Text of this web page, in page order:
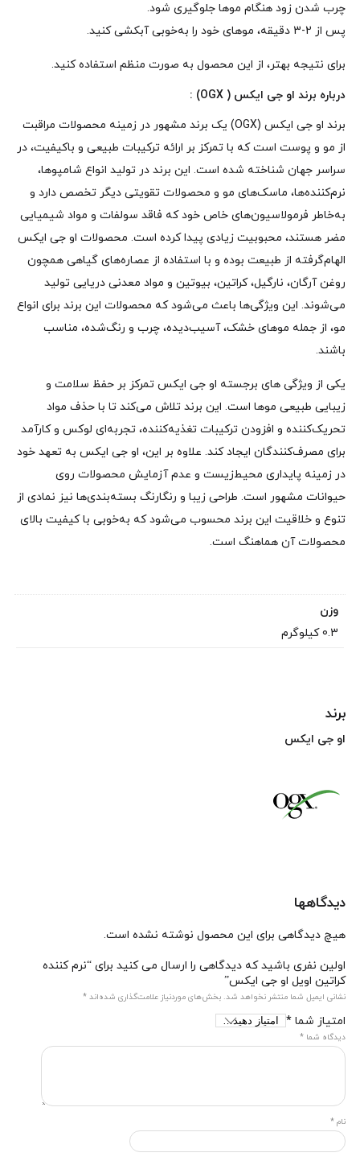
چرب شدن زود هنگام موها جلوگیری شود.
پس از 2-3 دقیقه، موهای خود را به‌خوبی آبکشی کنید.
برای نتیجه بهتر، از این محصول به صورت منظم استفاده کنید.
درباره برند او جی ایکس ( OGX) :
برند او جی ایکس (OGX) یک برند مشهور در زمینه محصولات مراقبت
از مو و پوست است که با تمرکز بر ارائه ترکیبات طبیعی و باکیفیت، در
سراسر جهان شناخته شده است. این برند در تولید انواع شامپوها،
نرم‌کننده‌ها، ماسک‌های مو و محصولات تقویتی دیگر تخصص دارد و
به‌خاطر فرمولاسیون‌های خاص خود که فاقد سولفات و مواد شیمیایی
مضر هستند، محبوبیت زیادی پیدا کرده است. محصولات او جی ایکس
الهام‌گرفته از طبیعت بوده و با استفاده از عصاره‌های گیاهی همچون
روغن آرگان، نارگیل، کراتین، بیوتین و مواد معدنی دریایی تولید
می‌شوند. این ویژگی‌ها باعث می‌شود که محصولات این برند برای انواع
مو، از جمله موهای خشک، آسیب‌دیده، چرب و رنگ‌شده، مناسب
باشند.
یکی از ویژگی‌ های برجسته او جی ایکس تمرکز بر حفظ سلامت و
زیبایی طبیعی موها است. این برند تلاش می‌کند تا با حذف مواد
تحریک‌کننده و افزودن ترکیبات تغذیه‌کننده، تجربه‌ای لوکس و کارآمد
برای مصرف‌کنندگان ایجاد کند. علاوه بر این، او جی ایکس به تعهد خود
در زمینه پایداری محیط‌زیست و عدم آزمایش محصولات روی
حیوانات مشهور است. طراحی زیبا و رنگارنگ بسته‌بندی‌ها نیز نمادی از
تنوع و خلاقیت این برند محسوب می‌شود که به‌خوبی با کیفیت بالای
محصولات آن هماهنگ است.
وزن
0.3 کیلوگرم
برند
او جی ایکس
دیدگاهها
هیچ دیدگاهی برای این محصول نوشته نشده است.
اولین نفری باشید که دیدگاهی را ارسال می کنید برای “نرم کننده
کراتین اویل او جی ایکس”
نشانی ایمیل شما منتشر نخواهد شد. بخش‌های موردنیاز علامت‌گذاری شده‌اند *
امتیاز شما *
دیدگاه شما *
نام *